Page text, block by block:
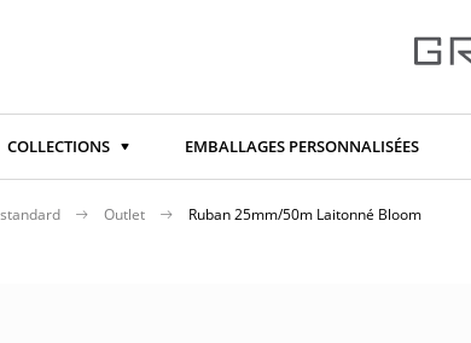
COLLECTIONS EMBALLAGES PERSONNALISÉES
Outlet Ruban 25mm/50m Laitonné Bloom